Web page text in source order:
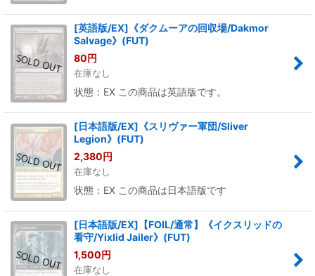
[英語版/EX]《ダクムーアの回収場/Dakmor
Salvage》(FUT)
80円
在庫なし
状態：EX この商品は英語版です。
[日本語版/EX]《スリヴァー軍団/Sliver
Legion》(FUT)
2,380円
在庫なし
状態：EX この商品は日本語版です
[日本語版/EX]【FOIL/通常】《イクスリッドの
看守/Yixlid Jailer》(FUT)
1,500円
在庫なし